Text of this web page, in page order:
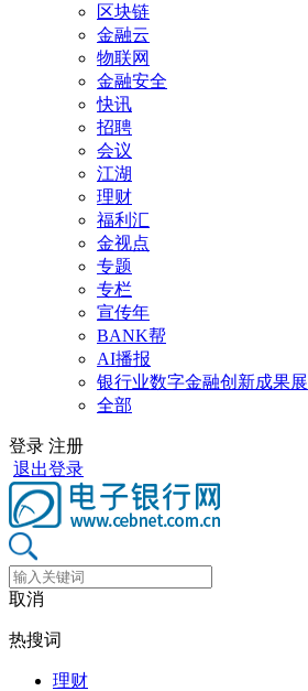
区块链
金融云
物联网
金融安全
快讯
招聘
会议
江湖
理财
福利汇
金视点
专题
专栏
宣传年
BANK帮
AI播报
银行业数字金融创新成果展
全部
登录 注册
退出登录
取消
热搜词
理财